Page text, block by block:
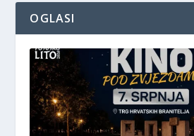
OGLASI